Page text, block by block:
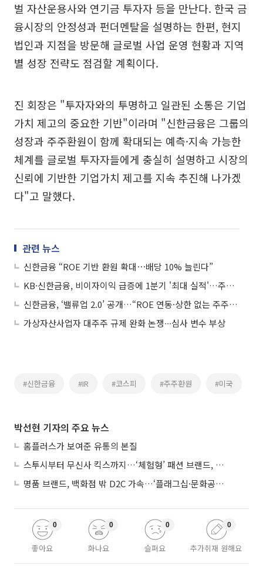
벌 자산운용사와 연기금 투자자 등을 만난다. 한국 금
융시장의 안정성과 펀더멘탈을 설명하는 한편, 현지
법인과 지점을 방문해 글로벌 사업 운영 현황과 지역
별 성장 전략도 점검할 계획이다.
진 회장은 "투자자와의 투명하고 일관된 소통은 기업
가치 제고의 중요한 기반"이라며 "신한금융은 그룹의
성장과 주주환원이 함께 확대되는 예측·지속 가능한
체계를 글로벌 투자자들에게 충실히 설명하고 시장의
신뢰에 기반한 기업가치 제고를 지속 추진해 나가겠
다"고 말했다.
관련 뉴스
신한금융 “ROE 기반 환원 확대⋯배당 10% 늘린다”
KB·신한금융, 비이자이익 급증에 1분기 '최대 실적'…주주환원 강화
신한금융, ‘밸류업 2.0’ 공개…“ROE 연동·상한 없는 주주환원”
가상자산사업자 대주주 규제 완화 논쟁∙∙∙심사 변수 부상
#신한금융 #IR #코스피 #주주환원 #미국
박선현 기자의 주요 뉴스
홈플러스가 보여준 유통의 본질
스투시부터 무신사 킥스까지…‘체험형’ 패션 브랜드, 잇단 제주행
명품 브랜드, 백화점 밖 D2C 가속…‘플래그십·문화공간’ 전략 눈길
좋아요
0
화나요
0
슬퍼요
0
추가취재 원해요
0